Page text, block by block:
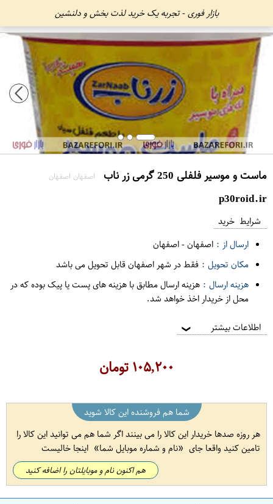
بازار فوری - تجربه یک خرید لذت بخش و دلنشین
ماست و موسیر فلفلی 250 گرمی زر ناب اصفهان اصفهان
p30roid.ir
شرایط خرید
ارسال از : اصفهان-اصفهان
مکان تحویل : فقط در شهر اصفهان قابل تحویل می باشد
هزینه ارسال : هزینه ارسال مطابق با هزینه های پست یا پیک بوده که در
محل از خریدار اخذ خواهد شد.
اطلاعات بیشتر ❯
۱۰۵,۲۰۰تومان
شما هم فروشنده این کالا شوید
هر روزه صدها خریدار این کالا را می بینند اگر شما هم می توانید این کالا را
تامین کنید واقعا جای
نام و شماره موبایل شما اینجا خالیست
هم اکنون نام و موبایلتان را اضافه کنید